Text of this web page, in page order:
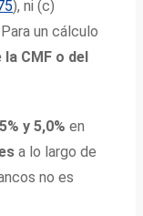
), ni (c)
un cálculo
CMF o del
y 5,0% en
a lo largo de
no es